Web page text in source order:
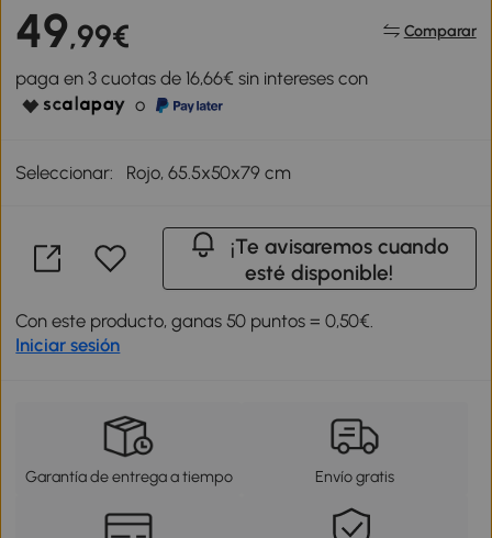
49,99€ Comparar
paga en 3 cuotas de 16,66€ sin intereses con
o
Seleccionar: Rojo, 65.5x50x79 cm
¡Te avisaremos cuando
esté disponible!
Con este producto, ganas 50 puntos = 0,50€.
Iniciar sesión
Garantía de entrega a tiempo Envío gratis